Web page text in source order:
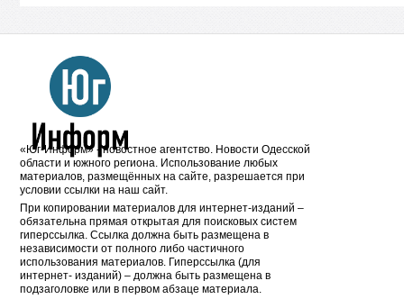
«Юг-Информ» - новостное агентство. Новости Одесской
области и южного региона. Использование любых
материалов, размещённых на сайте, разрешается при
условии ссылки на наш сайт.
При копировании материалов для интернет-изданий –
обязательна прямая открытая для поисковых систем
гиперссылка. Ссылка должна быть размещена в
независимости от полного либо частичного
использования материалов. Гиперссылка (для
интернет- изданий) – должна быть размещена в
подзаголовке или в первом абзаце материала.